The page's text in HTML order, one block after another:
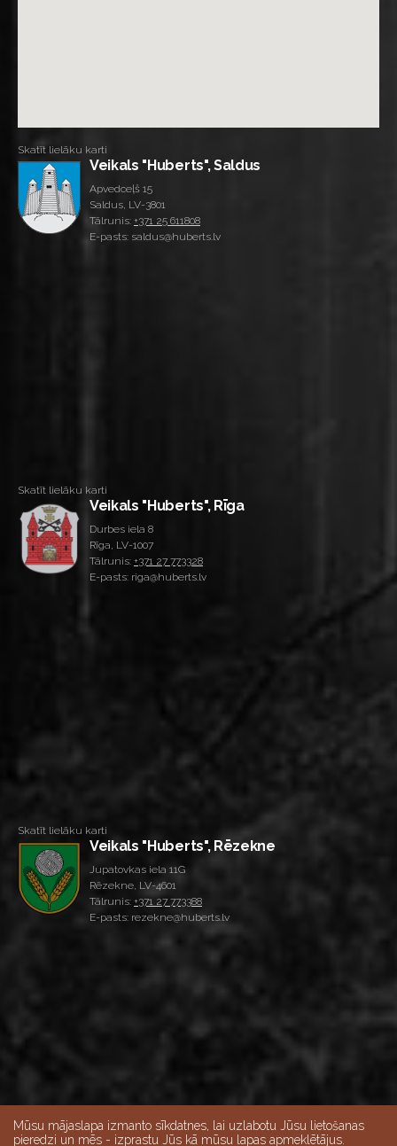
Skatīt lielāku karti
Veikals "Huberts", Saldus
Apvedceļš 15
Saldus, LV-3801
Tālrunis: +371 25 611808
E-pasts: saldus@huberts.lv
Skatīt lielāku karti
Veikals "Huberts", Rīga
Durbes iela 8
Rīga, LV-1007
Tālrunis: +371 27 773328
E-pasts: riga@huberts.lv
Skatīt lielāku karti
Veikals "Huberts", Rēzekne
Jupatovkas iela 11G
Rēzekne, LV-4601
Tālrunis: +371 27 773388
E-pasts: rezekne@huberts.lv
Mūsu mājaslapa izmanto sīkdatnes, lai uzlabotu Jūsu lietošanas
pieredzi un mēs - izprastu Jūs kā mūsu lapas apmeklētājus.